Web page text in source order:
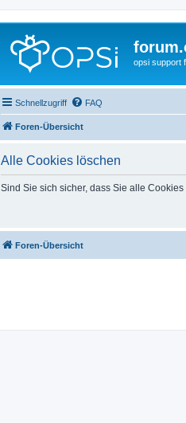
opsi support
Schnellzugriff FAQ
Foren-Übersicht
Alle Cookies löschen
Sind Sie sich sicher, dass Sie alle
Foren-Übersicht